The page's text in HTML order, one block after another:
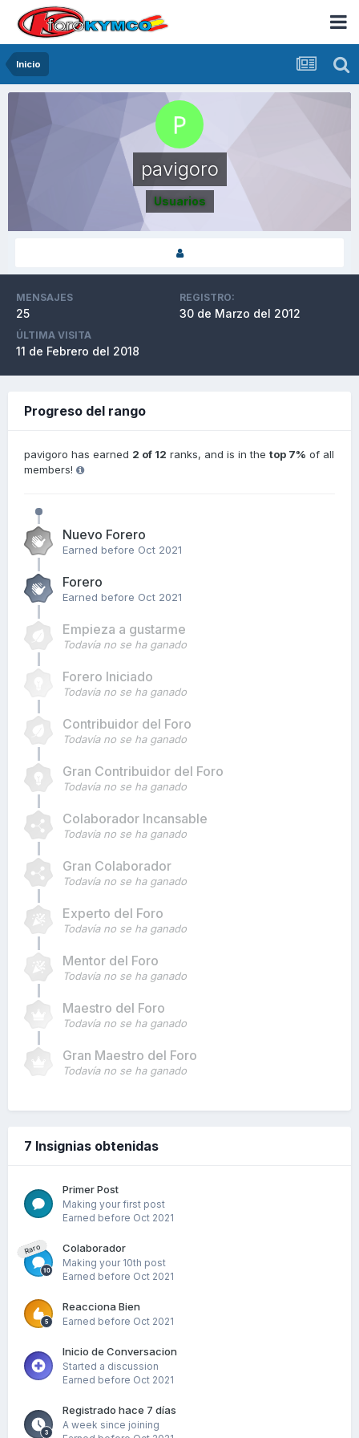
Inicio
pavigoro
Usuarios
MENSAJES
25
REGISTRO:
30 de Marzo del 2012
ÚLTIMA VISITA
11 de Febrero del 2018
Progreso del rango
pavigoro has earned 2 of 12 ranks, and is in the top 7% of all
members!
Nuevo Forero
Earned before Oct 2021
Forero
Earned before Oct 2021
Empieza a gustarme
Todavía no se ha ganado
Forero Iniciado
Todavía no se ha ganado
Contribuidor del Foro
Todavía no se ha ganado
Gran Contribuidor del Foro
Todavía no se ha ganado
Colaborador Incansable
Todavía no se ha ganado
Gran Colaborador
Todavía no se ha ganado
Experto del Foro
Todavía no se ha ganado
Mentor del Foro
Todavía no se ha ganado
Maestro del Foro
Todavía no se ha ganado
Gran Maestro del Foro
Todavía no se ha ganado
7 Insignias obtenidas
Primer Post
Making your first post
Earned before Oct 2021
Raro Colaborador
Making your 10th post
Earned before Oct 2021
Reacciona Bien
Earned before Oct 2021
Inicio de Conversacion
Started a discussion
Earned before Oct 2021
Registrado hace 7 días
A week since joining